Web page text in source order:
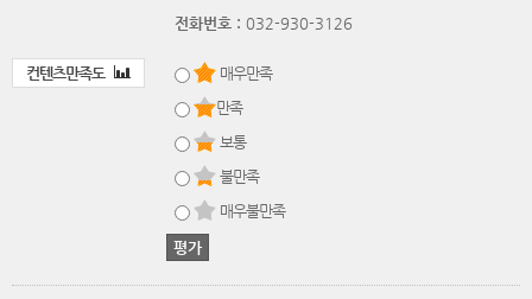
전화번호 : 032-930-3126
컨텐츠만족도
매우만족
만족
보통
불만족
매우불만족